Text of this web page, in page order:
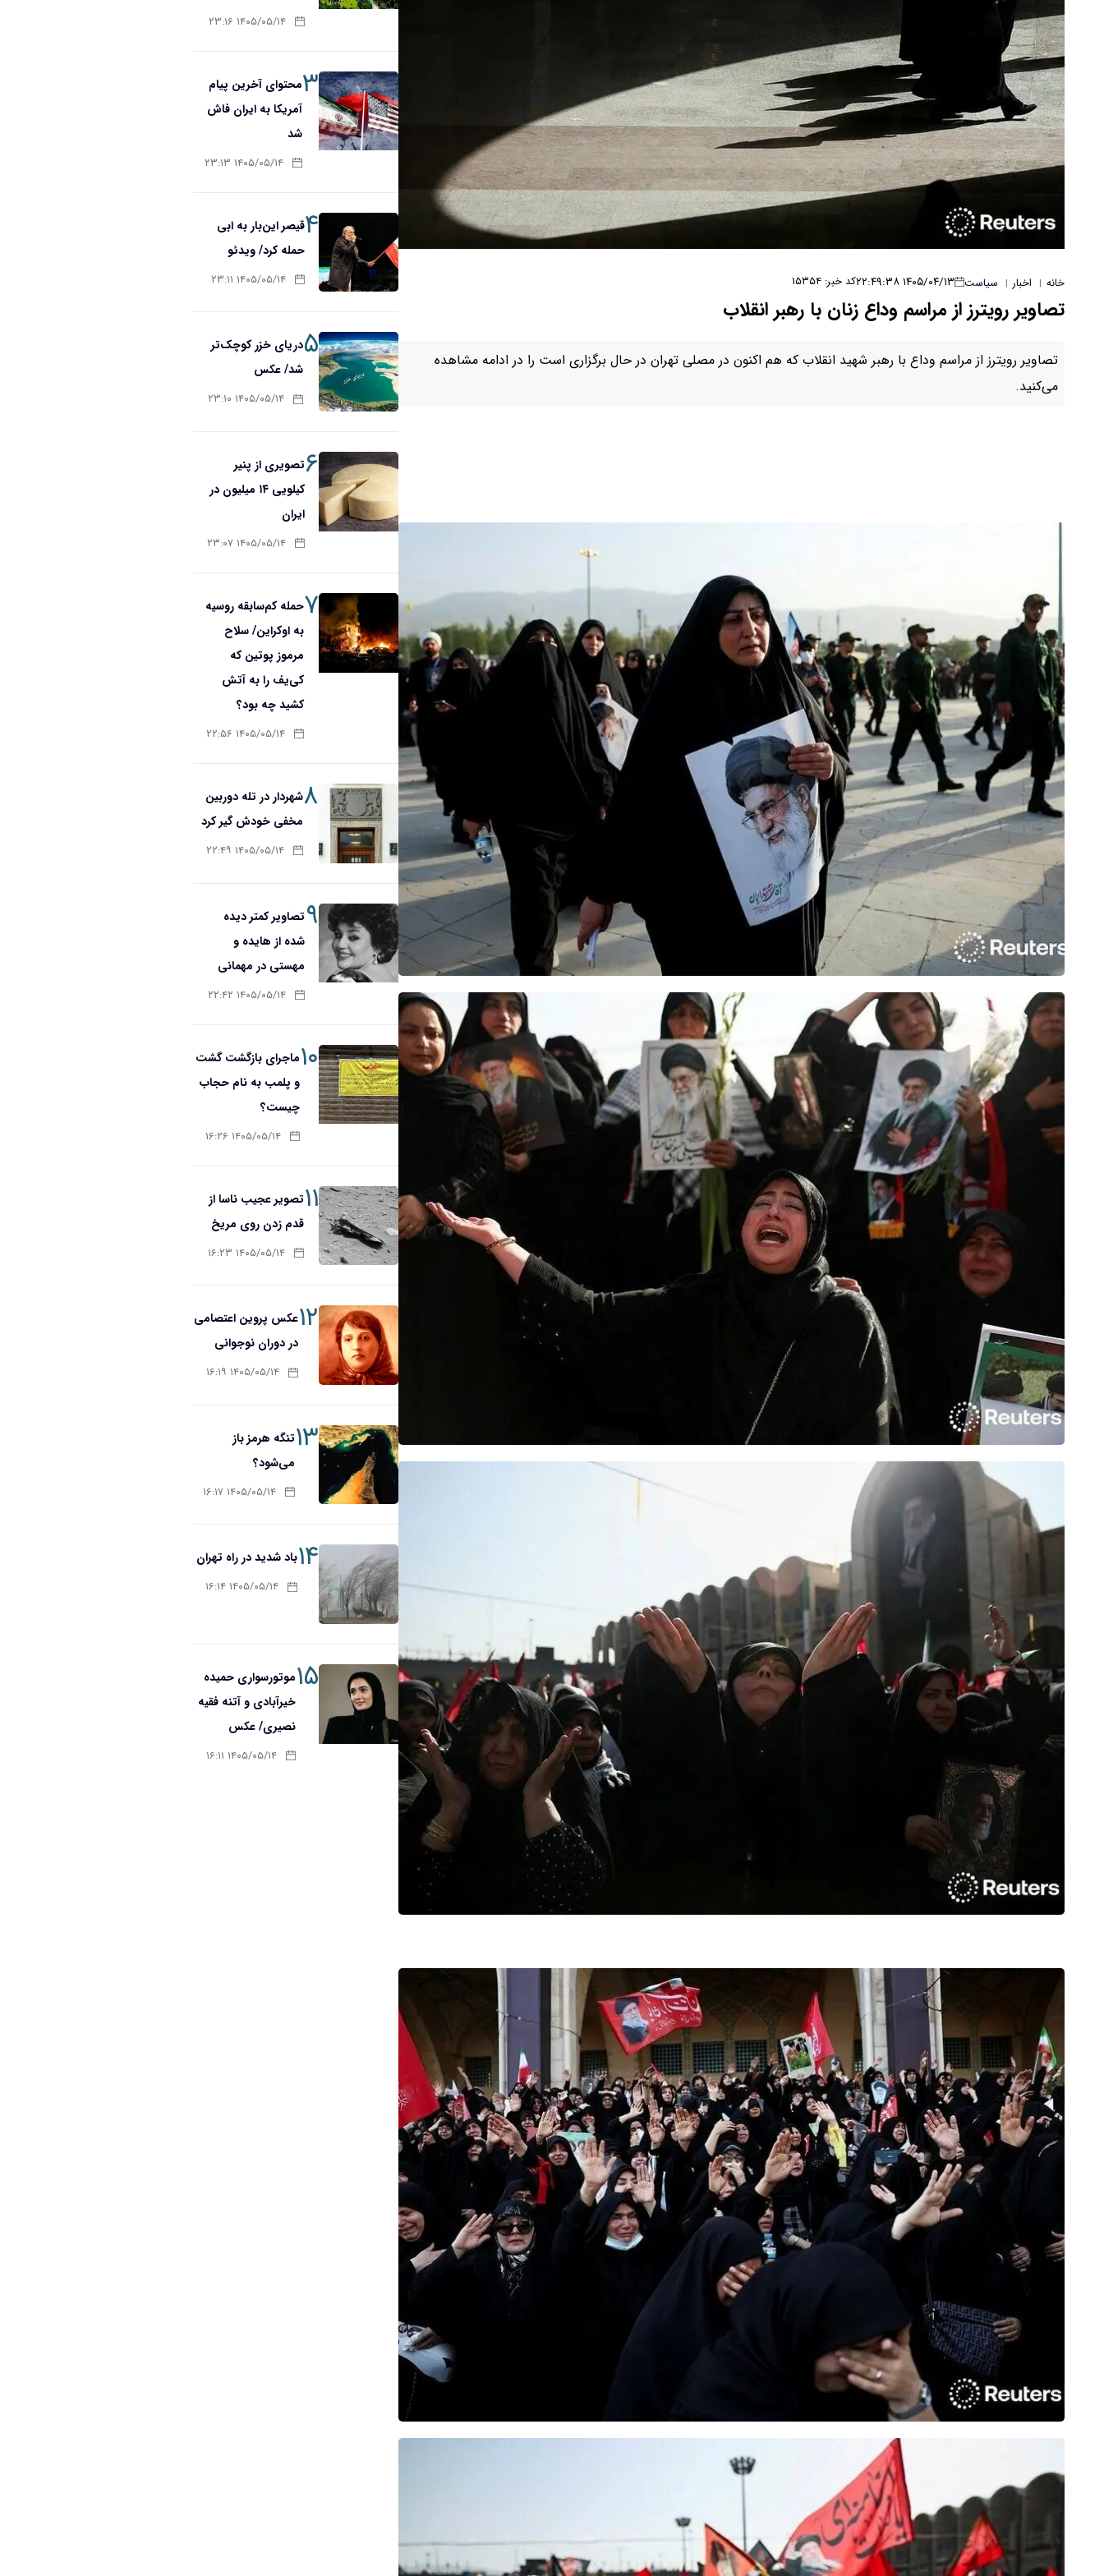
خانه | اخبار | سیاست ۱۴۰۵/۰۴/۱۳ ۲۲:۴۹:۳۸ کد خبر: ۱۵۳۵۴
تصاویر رویترز از مراسم وداع زنان با رهبر انقلاب
تصاویر رویترز از مراسم وداع با رهبر شهید انقلاب که هم اکنون در مصلی تهران در حال برگزاری است را در ادامه مشاهده
می‌کنید.
۱۴۰۵/۰۵/۱۴ ۲۳:۱۶
۳محتوای آخرین پیام
آمریکا به ایران فاش
شد
۱۴۰۵/۰۵/۱۴ ۲۳:۱۳
۴قیصر این‌بار به ابی
حمله کرد/ ویدئو
۱۴۰۵/۰۵/۱۴ ۲۳:۱۱
۵دریای خزر کوچک‌تر
شد/ عکس
۱۴۰۵/۰۵/۱۴ ۲۳:۱۰
۶تصویری از پنیر
کیلویی ۱۴ میلیون در
ایران
۱۴۰۵/۰۵/۱۴ ۲۳:۰۷
۷حمله کم‌سابقه روسیه
به اوکراین/ سلاح
مرموز پوتین که
کی‌یف را به آتش
کشید چه بود؟
۱۴۰۵/۰۵/۱۴ ۲۲:۵۶
۸شهردار در تله دوربین
مخفی خودش گیر کرد
۱۴۰۵/۰۵/۱۴ ۲۲:۴۹
۹تصاویر کمتر دیده
شده از هایده و
مهستی در مهمانی
۱۴۰۵/۰۵/۱۴ ۲۲:۴۲
۱۰ماجرای بازگشت گشت
و پلمب به نام حجاب
چیست؟
۱۴۰۵/۰۵/۱۴ ۱۶:۲۶
۱۱تصویر عجیب ناسا از
قدم زدن روی مریخ
۱۴۰۵/۰۵/۱۴ ۱۶:۲۳
۱۲عکس پروین اعتصامی
در دوران نوجوانی
۱۴۰۵/۰۵/۱۴ ۱۶:۱۹
۱۳تنگه هرمز باز
می‌شود؟
۱۴۰۵/۰۵/۱۴ ۱۶:۱۷
۱۴باد شدید در راه تهران
۱۴۰۵/۰۵/۱۴ ۱۶:۱۴
۱۵موتورسواری حمیده
خیرآبادی و آتنه فقیه
نصیری/ عکس
۱۴۰۵/۰۵/۱۴ ۱۶:۱۱